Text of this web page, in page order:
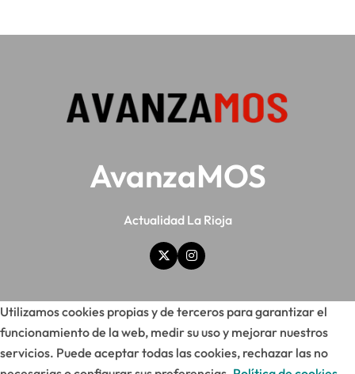
AvanzaMOS
Actualidad La Rioja
Utilizamos cookies propias y de terceros para garantizar el
funcionamiento de la web, medir su uso y mejorar nuestros
servicios. Puede aceptar todas las cookies, rechazar las no